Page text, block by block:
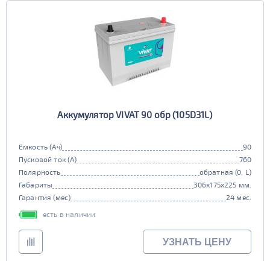
Аккумулятор VIVAT 90 обр (105D31L)
Емкость (Ач)
90
Пусковой ток (А)
760
Полярность
обратная (0, L)
Габариты
306x175x225 мм.
Гарантия (мес)
24 мес.
есть в наличии
УЗНАТЬ ЦЕНУ